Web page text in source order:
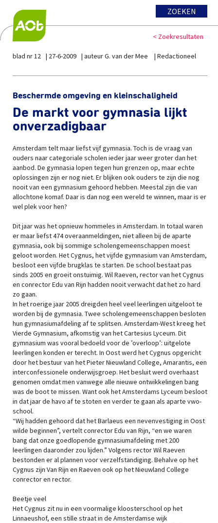
ZOEKEN
< Zoekresultaten
blad nr 12 27-6-2009 auteur G. van der Mee Redactioneel
Beschermde omgeving en kleinschaligheid
De markt voor gymnasia lijkt
onverzadigbaar
Amsterdam telt maar liefst vijf gymnasia. Toch is de vraag van
ouders naar categoriale scholen ieder jaar weer groter dan het
aanbod. De gymnasia lopen tegen hun grenzen op, maar echte
oplossingen zijn er nog niet. Er blijken ook ouders te zijn die nog
nooit van een gymnasium gehoord hebben. Meestal zijn die van
allochtone komaf. Daar is dan nog een wereld te winnen, maar is er
wel plek voor hen?
Dit jaar was het opnieuw hommeles in Amsterdam. In totaal waren
er maar liefst 474 overaanmeldingen, niet alleen bij de aparte
gymnasia, ook bij sommige scholengemeenschappen moest
geloot worden. Het Cygnus, het vijfde gymnasium van Amsterdam,
besloot een vijfde brugklas te starten. De school bestaat pas
sinds 2005 en groeit onstuimig. Wil Raeven, rector van het Cygnus
en conrector Edu van Rijn hadden nooit verwacht dat het zo hard
zo gaan.
In het roerige jaar 2005 dreigden heel veel leerlingen uitgeloot te
worden bij de gymnasia. Twee scholengemeenschappen besloten
hun gymnasiumafdeling af te splitsen. Amsterdam-West kreeg het
Vierde Gymnasium, afkomstig van het Cartesius Lyceum. Dit
gymnasium was vooral bedoeld voor de ’overloop’: uitgelote
leerlingen konden er terecht. In Oost werd het Cygnus opgericht
door het bestuur van het Pieter Nieuwland College, Amarantis, een
interconfessionele onderwijsgroep. Het besluit werd overhaast
genomen omdat men vanwege alle nieuwe ontwikkelingen bang
was de boot te missen. Want ook het Amsterdams Lyceum besloot
in dat jaar de havo af te stoten en verder te gaan als aparte vwo-
school.
“Wij hadden gehoord dat het Barlaeus een nevenvestiging in Oost
wilde beginnen”, vertelt conrector Edu van Rijn, “en we waren
bang dat onze goedlopende gymnasiumafdeling met 200
leerlingen daaronder zou lijden.” Volgens rector Wil Raeven
bestonden er al plannen voor verzelfstandiging. Behalve op het
Cygnus zijn Van Rijn en Raeven ook op het Nieuwland College
conrector en rector.
Beetje veel
Het Cygnus zit nu in een voormalige kloosterschool op het
Linnaeushof, een stille straat in de Amsterdamse wijk